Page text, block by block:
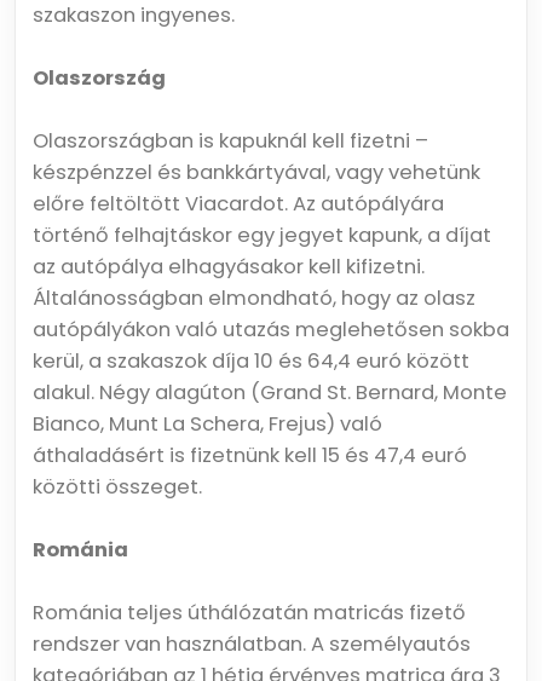
szakaszon ingyenes.
Olaszország
Olaszországban is kapuknál kell fizetni –
készpénzzel és bankkártyával, vagy vehetünk
előre feltöltött Viacardot. Az autópályára
történő felhajtáskor egy jegyet kapunk, a díjat
az autópálya elhagyásakor kell kifizetni.
Általánosságban elmondható, hogy az olasz
autópályákon való utazás meglehetősen sokba
kerül, a szakaszok díja 10 és 64,4 euró között
alakul. Négy alagúton (Grand St. Bernard, Monte
Bianco, Munt La Schera, Frejus) való
áthaladásért is fizetnünk kell 15 és 47,4 euró
közötti összeget.
Románia
Románia teljes úthálózatán matricás fizető
rendszer van használatban. A személyautós